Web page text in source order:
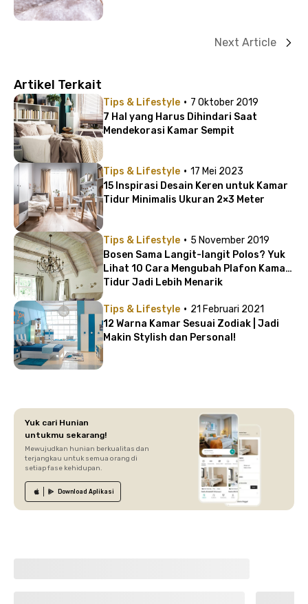
Next Article
Artikel Terkait
Tips & Lifestyle · 7 Oktober 2019
7 Hal yang Harus Dihindari Saat
Mendekorasi Kamar Sempit
Tips & Lifestyle · 17 Mei 2023
15 Inspirasi Desain Keren untuk Kamar
Tidur Minimalis Ukuran 2×3 Meter
Tips & Lifestyle · 5 November 2019
Bosen Sama Langit-langit Polos? Yuk
Lihat 10 Cara Mengubah Plafon Kamar
Tidur Jadi Lebih Menarik
Tips & Lifestyle · 21 Februari 2021
12 Warna Kamar Sesuai Zodiak | Jadi
Makin Stylish dan Personal!
Yuk cari Hunian
untukmu sekarang!
Mewujudkan hunian berkualitas dan
terjangkau untuk semua orang di
setiap fase kehidupan.
Download Aplikasi